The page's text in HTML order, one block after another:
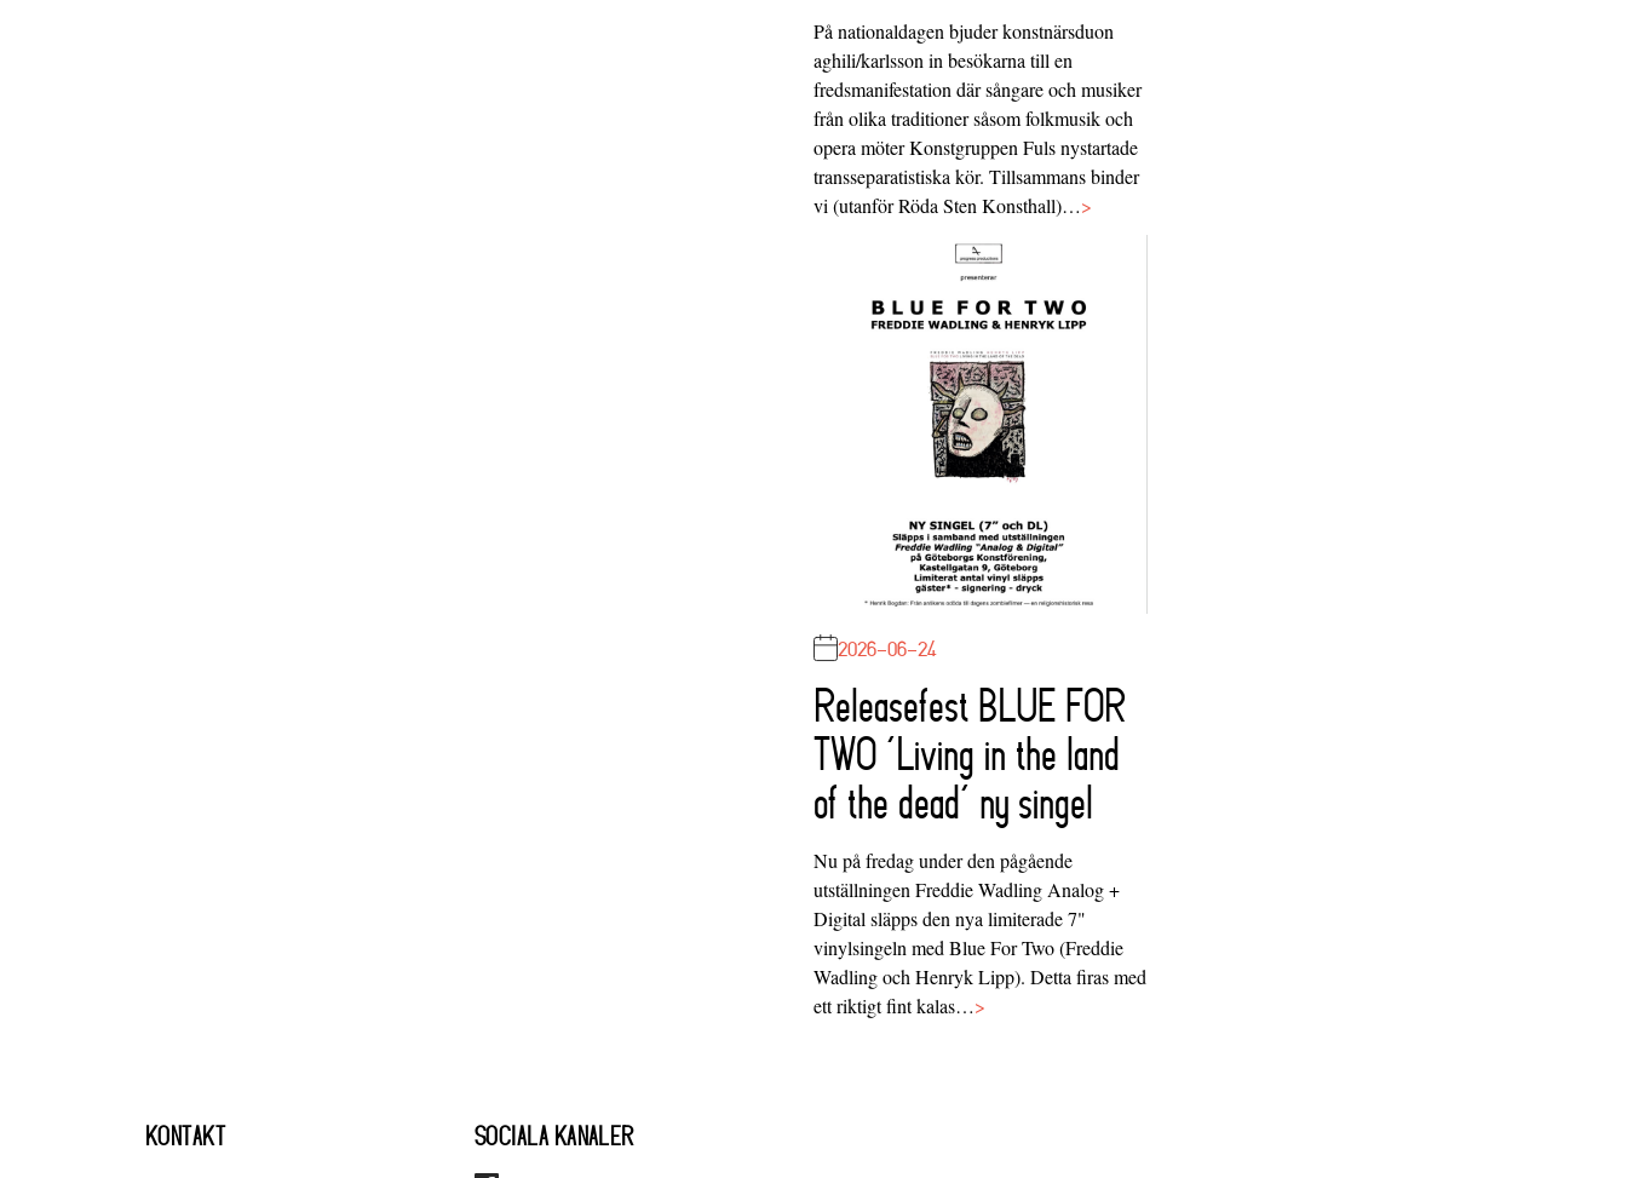
På nationaldagen bjuder konstnärsduon
aghili/karlsson in besökarna till en
fredsmanifestation där sångare och musiker
från olika traditioner såsom folkmusik och
opera möter Konstgruppen Fuls nystartade
transseparatistiska kör. Tillsammans binder
vi (utanför Röda Sten Konsthall)…>
2026-06-24
Releasefest BLUE FOR
TWO ‘Living in the land
of the dead’ ny singel
Nu på fredag under den pågående
utställningen Freddie Wadling Analog +
Digital släpps den nya limiterade 7"
vinylsingeln med Blue For Two (Freddie
Wadling och Henryk Lipp). Detta firas med
ett riktigt fint kalas…>
KONTAKT SOCIALA KANALER